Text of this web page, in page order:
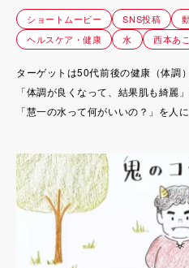
ショートムービー SNS投稿
ヘルスケア・健康
水 西本あこ
ターゲットは50代前後の健康（体調
「体調が良くなって、結果肌も綺麗
「慧一の水って何がいいの？」を人
動画シェア（詳しく実際に見る）
のような流れにもしたいというご要
よう、「ちょっと細かい理由がわか